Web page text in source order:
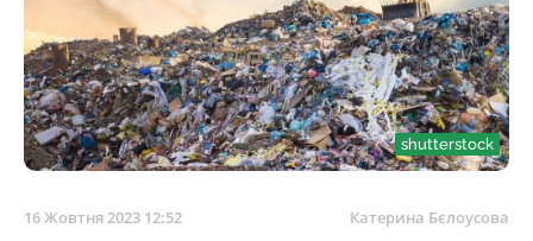
shutterstock
16 Жовтня 2023 12:52 Катерина Бєлоусова